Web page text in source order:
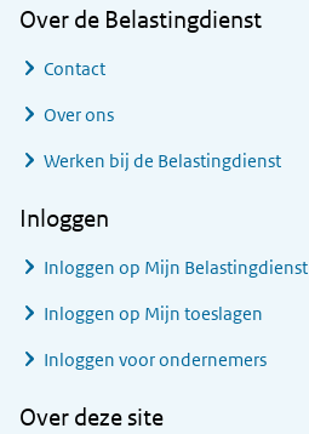
Over de Belastingdienst
Contact
Over ons
Werken bij de Belastingdienst
Inloggen
Inloggen op Mijn Belastingdienst
Inloggen op Mijn toeslagen
Inloggen voor ondernemers
Over deze site